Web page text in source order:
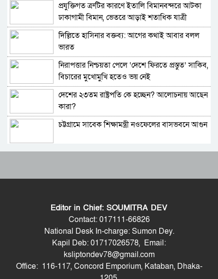
সাকিব আল হাসানের বাড়িতে পেট্রোল ঢেলে আগুন
দেওয়ার চেষ্টা, ভাঙচুর
গাজীপুর-৫ আসনের সাবেক এমপি আখতারুজ্জামান
গ্রেপ্তার
ফেনীর পুলিশ সুপার; যত কিছুই করি না কেন, কারোরই
মন রক্ষা করতে পারি না
জুলাই গণঅভ্যুত্থান দিবসে হবিগঞ্জে শহীদদের প্রতি
জেলা পুলিশের শ্রদ্ধা
মৌলভীবাজারে যথাযোগ্য মর্যাদায় পালিত জুলাই
আহত ১০
বেগম রোকেয়া বিশ্ববিদ্যালয়ে ছাত্রদল-শিবির সংঘর্ষ,
আহত অন্তত ২০
মদপান করে দুই রুশ নাগরিকের মারামারিতে
একজনের মৃত্যু, আরেকজন আইসিইউতে
প্রযুক্তিগত ত্রুটির কারণে ইতালি বিমানবন্দরে আটকা
ঢাকাগামী বিমান, ভেতরে আড়াই শতাধিক যাত্রী
দিল্লিতে হাসিনার বক্তব্য: আগের কথাই আবার বলল
ভারত
নিরাপত্তার নিশ্চয়তা পেলে ‘দেশে ফিরতে প্রস্তুত’ সাকিব,
বিচারের মুখোমুখি হতেও ভয় নেই
দেশের ২৩তম রাষ্ট্রপতি কে হচ্ছেন? আলোচনায় আছেন
কারা?
চট্টগ্রামে সাবেক শিক্ষামন্ত্রী নওফেলের বাসভবনে আগুন
বাংলাদেশ-পাকিস্তানসহ ১৩ দেশের জোট, কমান্ডার
জাতীয় সংসদের বিশেষ অধিবেশন ডাকা হচ্ছে
বগুড়ায় ও সিলেটে দুই ঘণ্টার ব্যবধানে সড়ক দুর্ঘটনায়
শিশুসহ প্রাণ গেল ১৫ জনের
শুভেন্দুর কৌশলে বদলে যাচ্ছে পশ্চিমবঙ্গের রাজনীতির
Editor in Chief: SOUMITRA DEV
Contact: 017111-66826
National Desk In-charge: Sumon Dey.
Kapil Deb: 01717026578, Email:
ksliptondev78@gmail.com
Office: 116-117, Concord Emporium, Kataban, Dhaka-